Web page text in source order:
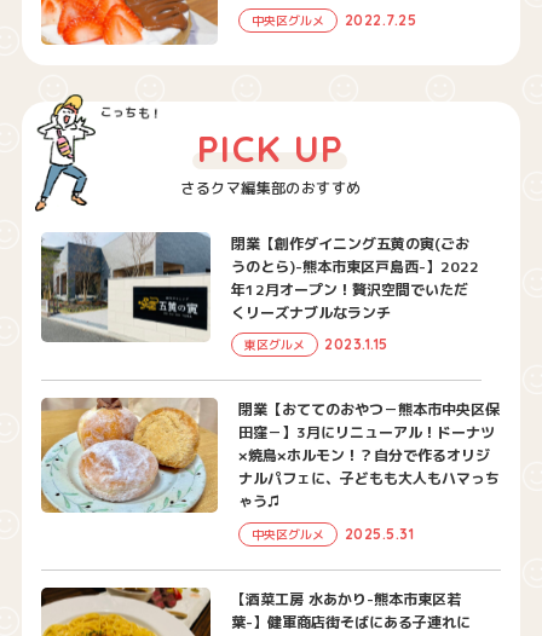
中央区グルメ 2022.7.25
さるクマ編集部のおすすめ
PICK UP
閉業【創作ダイニング五黄の寅(ごお
うのとら)-熊本市東区戸島西-】2022
年12月オープン！贅沢空間でいただ
くリーズナブルなランチ
東区グルメ 2023.1.15
閉業【おててのおやつ－熊本市中央区保
田窪－】3月にリニューアル！ドーナツ
×焼鳥×ホルモン！？自分で作るオリジ
ナルパフェに、子どもも大人もハマっち
ゃう♫
中央区グルメ 2025.5.31
【酒菜工房 水あかり-熊本市東区若
葉-】健軍商店街そばにある子連れに